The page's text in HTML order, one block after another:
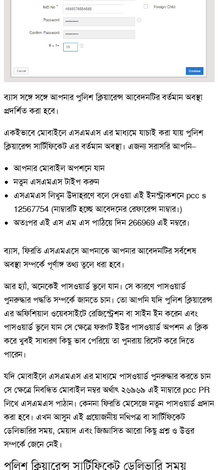
ব্যাস সঙ্গে সঙ্গে আপনার পুলিশ ক্লিয়ারেন্স আবেদনটির বর্তমান অবস্থা
প্রদর্শিত করা হবে।
একইভাবে মোবাইলে এসএমএস এর মাধ্যমে যাচাই করা যায় পুলিশ
ক্লিয়ারেন্স সার্টিফিকেট এর বর্তমান অবস্থা। এজন্য সরাসরি আপনি–
আপনার মোবাইল অপশনে যান
নতুন এসএমএস টাইপ করুন
এসএমএস লিখুন উদাহরণে বলে দেওয়া এই ইনস্ট্রাকশনে pcc s
12567754 (নাম্বারটি হচ্ছে আবেদনের রেফারেন্স নাম্বার।)
অতঃপর এই এস এম এস পাঠিয়ে দিন 266969 এই নম্বরে।
ব্যাস, ফিরতি এসএমএসে আপনাকে আপনার আবেদনটির সর্বশেষ
অবস্থা সম্পর্কে পূর্ণাঙ্গ তথ্য তুলে ধরা হবে।
আর হ্যাঁ, অনেকেই পাসওয়ার্ড ভুলে যান। সে কারণে পাসওয়ার্ড
পুনরুদ্ধার পদ্ধতি সম্পর্কে জানতে চান। তো আপনি যদি পুলিশ ক্লিয়ারেন্স
এর অফিশিয়াল ওয়েবসাইটে রেজিস্ট্রেশন বা সাইন ইন করেন এবং
পাসওয়ার্ড ভুলে যান সে ক্ষেত্রে ফরগট ইউর পাসওয়ার্ড অপশন এ ক্লিক
করে খুবই সাধারণ কিছু ভাব পেরিয়ে তা পুনরায় রিসেট করে দিতে
পারেন।
যদি মোবাইলে এসএমএস এর মাধ্যমে পাসওয়ার্ড পুনরুদ্ধার করতে চান
সে ক্ষেত্রে নিবন্ধিত মোবাইল নম্বর অর্থাৎ ২৬৯৬৯ এই নাম্বারে pcc PR
লিখে এসএমএস পাঠান। কেননা ফিরতি মেসেজে নতুন পাসওয়ার্ড প্রদান
করা হবে। এখন আসুন এই প্রয়োজনীয় নথিপত্র বা সার্টিফিকেট
ডেলিভারির সময়, মেয়াদ এবং জিজ্ঞাসিত আরো কিছু প্রশ্ন ও উত্তর
সম্পর্কে জেনে নেই।
পুলিশ ক্লিয়ারেন্স সার্টিফিকেট ডেলিভারি সময়